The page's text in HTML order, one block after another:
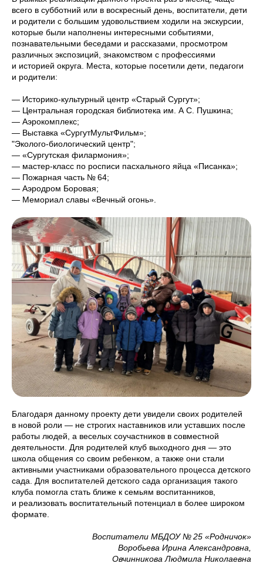
всего в субботний или в воскресный день, воспитатели, дети
и родители с большим удовольствием ходили на экскурсии,
которые были наполнены интересными событиями,
познавательными беседами и рассказами, просмотром
различных экспозиций, знакомством с профессиями
и историей округа. Места, которые посетили дети, педагоги
и родители:
— Историко-культурный центр «Старый Сургут»;
— Центральная городская библиотека им. А С. Пушкина;
— Аэрокомплекс;
— Выставка «СургутМультФильм»;
"Эколого-биологический центр";
— «Сургутская филармония»;
— мастер-класс по росписи пасхального яйца «Писанка»;
— Пожарная часть № 64;
— Аэродром Боровая;
— Мемориал славы «Вечный огонь».
Благодаря данному проекту дети увидели своих родителей
в новой роли — не строгих наставников или уставших после
работы людей, а веселых соучастников в совместной
деятельности. Для родителей клуб выходного дня — это
школа общения со своим ребенком, а также они стали
активными участниками образовательного процесса детского
сада. Для воспитателей детского сада организация такого
клуба помогла стать ближе к семьям воспитанников,
и реализовать воспитательный потенциал в более широком
формате.
Воспитатели МБДОУ № 25 «Родничок»
Воробьева Ирина Александровна,
Овчинникова Людмила Николаевна